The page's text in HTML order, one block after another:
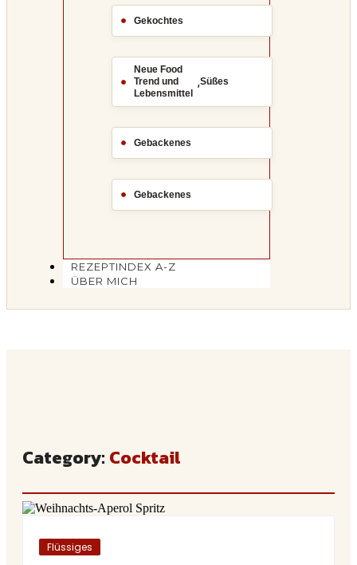
Gekochtes
Neue Food
Trend und
Lebensmittel
,Süßes
Gebackenes
Gebackenes
REZEPTINDEX A-Z
ÜBER MICH
Category: Cocktail
Flüssiges